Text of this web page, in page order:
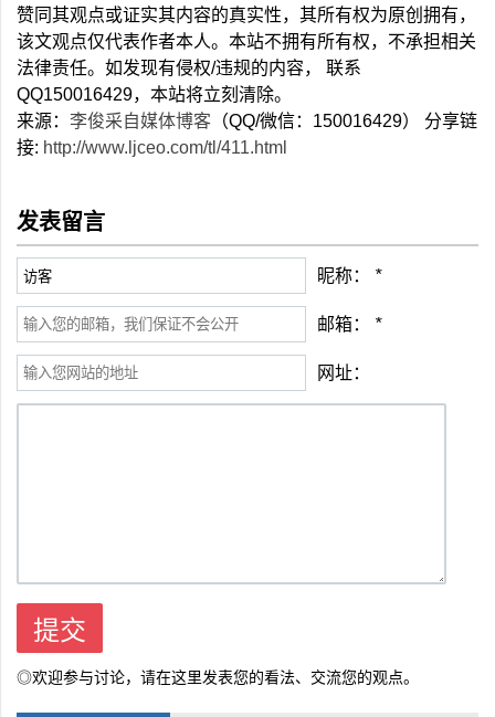
赞同其观点或证实其内容的真实性，其所有权为原创拥有，
该文观点仅代表作者本人。本站不拥有所有权，不承担相关
法律责任。如发现有侵权/违规的内容， 联系
QQ150016429，本站将立刻清除。
来源： 李俊采自媒体博客 （QQ/微信：150016429） 分享链
接: http://www.ljceo.com/tl/411.html
发表留言
昵称： *
邮箱： *
网址：
◎欢迎参与讨论，请在这里发表您的看法、交流您的观点。